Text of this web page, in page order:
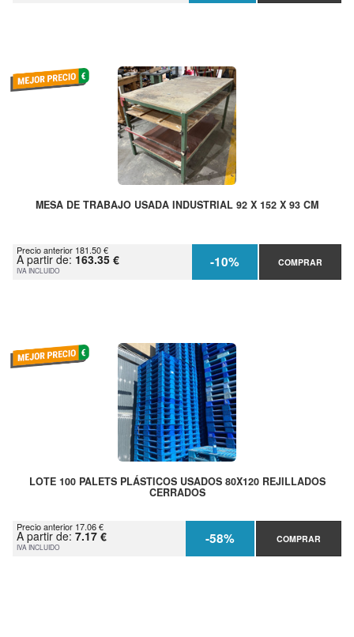
MESA DE TRABAJO USADA INDUSTRIAL 92 X 152 X 93 CM
Precio anterior 181.50 €
A partir de: 163.35 €
IVA INCLUIDO -10% COMPRAR
LOTE 100 PALETS PLÁSTICOS USADOS 80X120 REJILLADOS
CERRADOS
Precio anterior 17.06 €
A partir de: 7.17 €
IVA INCLUIDO -58% COMPRAR